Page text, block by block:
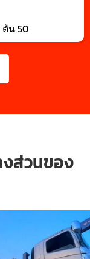
ตัน 50
ส่วนของ